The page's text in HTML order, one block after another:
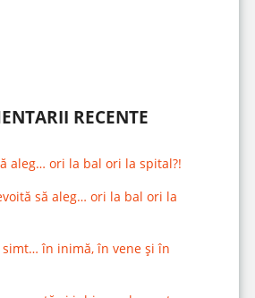
RECENTE
aleg… ori la bal ori la spital?!
să aleg… ori la bal ori la
simt… în inimă, în vene și în